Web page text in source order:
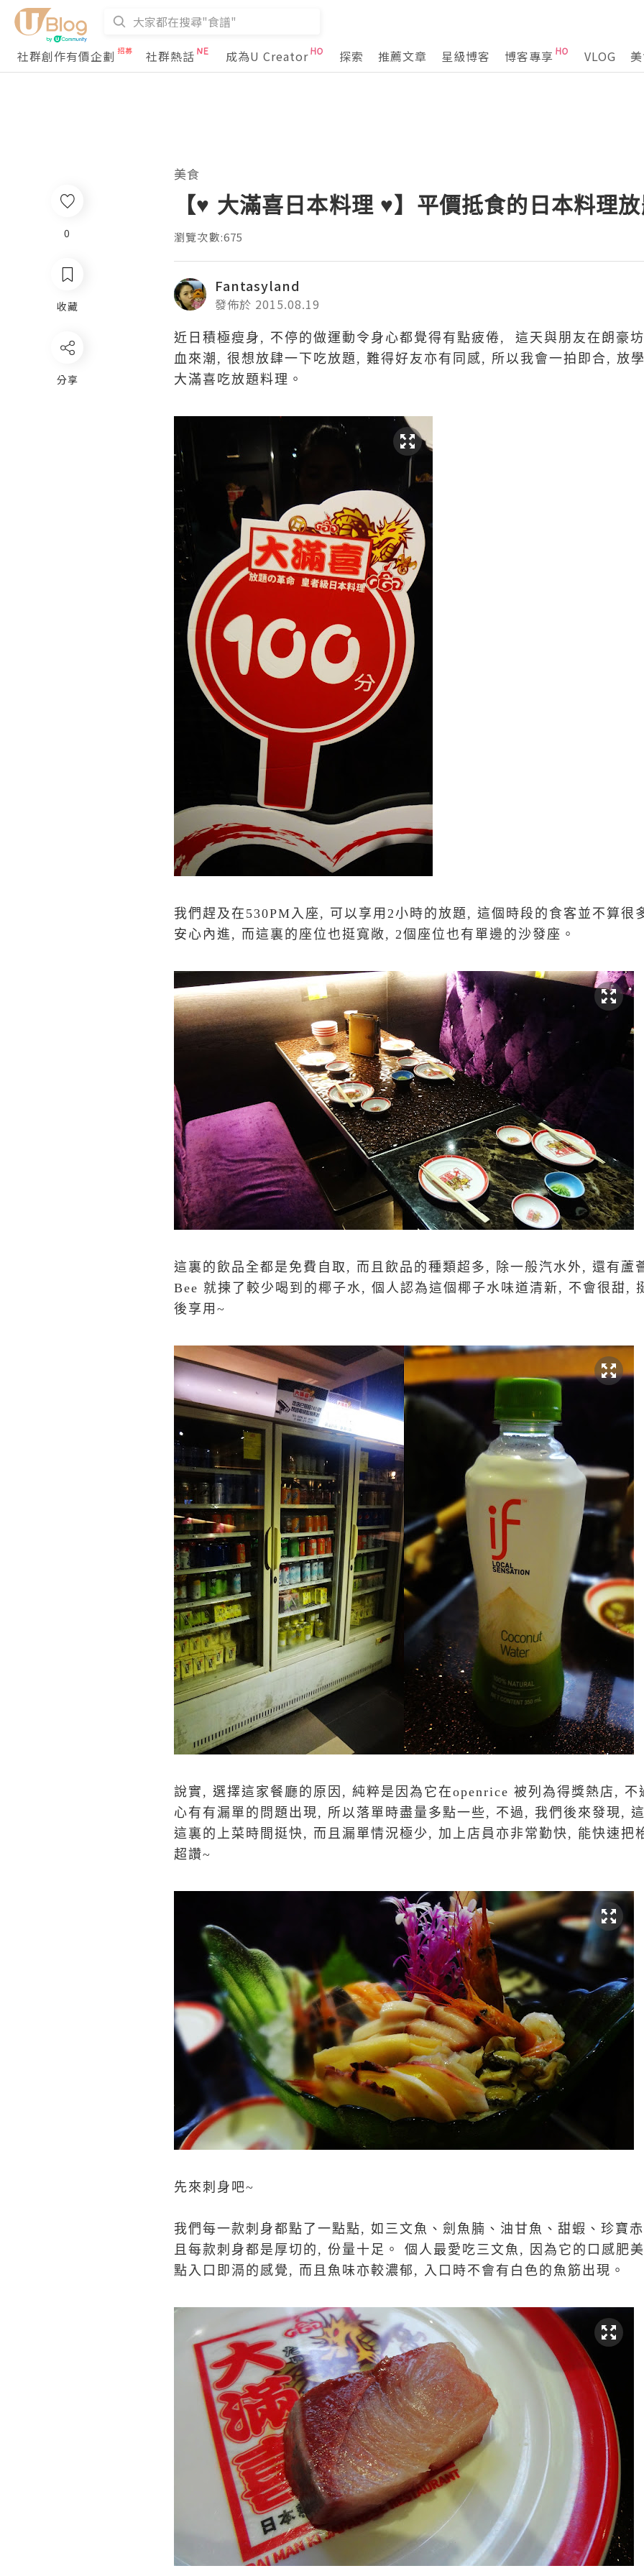
社群創作有價企劃
社群熱話 成為U Creator 探索 推薦文章 星級博客 博客專享 VLOG
0
收藏
分享
美食
【♥ 大滿喜日本料理 ♥】平價抵食的日本料理
瀏覽次數:675
Fantasyland
發佈於 2015.08.19
近日積極瘦身, 不停的做運動令身心都覺得有點疲倦, 這天與朋友在朗豪
血來潮, 很想放肆一下吃放題, 難得好友亦有同感, 所以我會一拍即合, 放
大滿喜吃放題料理。
我們趕及在530PM入座, 可以享用2小時的放題, 這個時段的食客並不算很
安心內進, 而這裏的座位也挺寬敞, 2個座位也有單邊的沙發座。
這裏的飲品全都是免費自取, 而且飲品的種類超多, 除一般汽水外, 還有蘆
Bee 就揀了較少喝到的椰子水, 個人認為這個椰子水味道清新, 不會很甜,
後享用~
說實, 選擇這家餐廳的原因, 純粹是因為它在openrice 被列為得獎熱店,
心有有 漏單的問題出現, 所以落單時盡量多點一些, 不過, 我們後來發現,
這裏的上菜時間挺快, 而且漏單情況極少, 加上店員亦非常勤快, 能快速把
超讚~
先來刺身吧~
我們每一款刺身都點了一點點, 如三文魚、劍魚 腩 、油甘魚 、甜蝦、珍寶
且每款刺身都是厚切的, 份量十足。 個人最愛吃三文魚, 因為它的口感肥
點入口即滆的感覺, 而且魚味亦較濃郁, 入口時不會 有白色的魚筋出現。